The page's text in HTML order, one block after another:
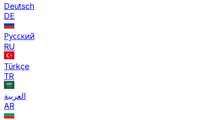
Deutsch
DE
Русский
RU
Türkçe
TR
العربية
AR